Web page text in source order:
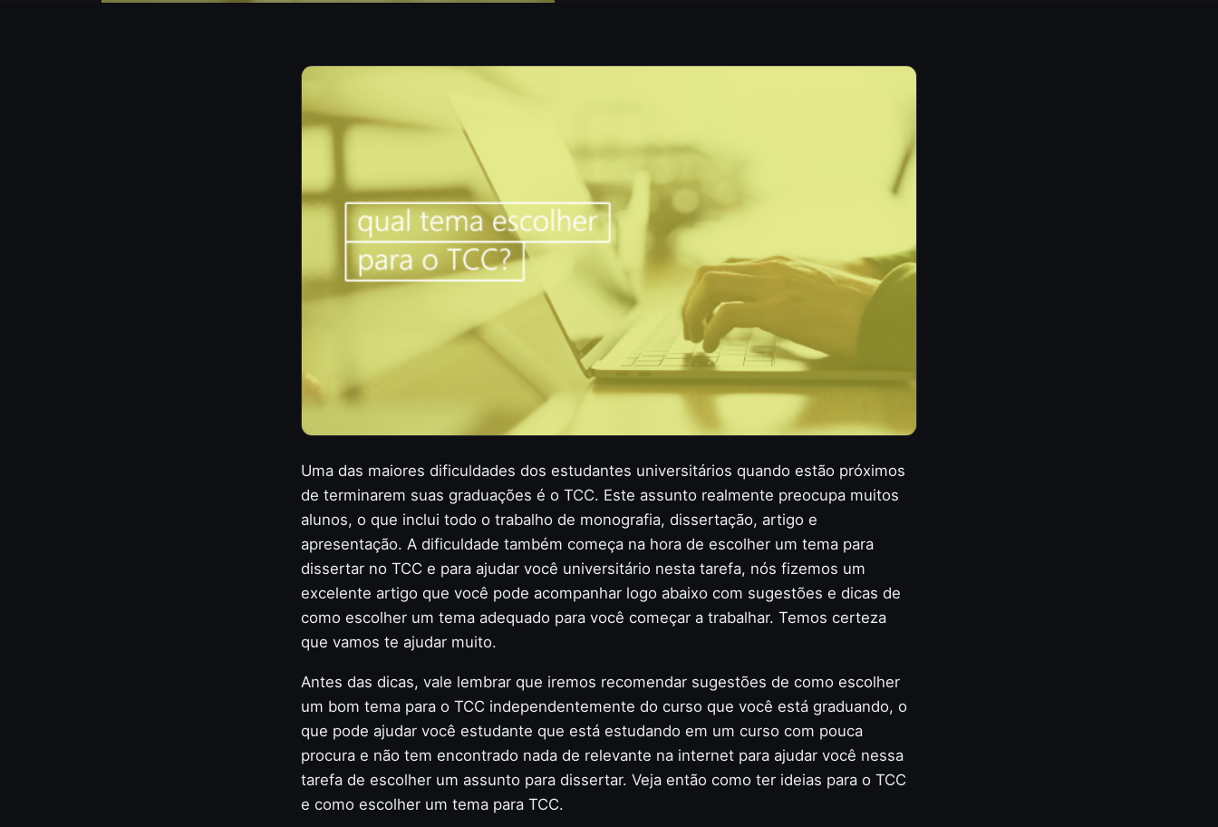
Uma das maiores dificuldades dos estudantes universitários quando estão próximos
de terminarem suas graduações é o TCC. Este assunto realmente preocupa muitos
alunos, o que inclui todo o trabalho de monografia, dissertação, artigo e
apresentação. A dificuldade também começa na hora de escolher um tema para
dissertar no TCC e para ajudar você universitário nesta tarefa, nós fizemos um
excelente artigo que você pode acompanhar logo abaixo com sugestões e dicas de
como escolher um tema adequado para você começar a trabalhar. Temos certeza
que vamos te ajudar muito.
Antes das dicas, vale lembrar que iremos recomendar sugestões de como escolher
um bom tema para o TCC independentemente do curso que você está graduando, o
que pode ajudar você estudante que está estudando em um curso com pouca
procura e não tem encontrado nada de relevante na internet para ajudar você nessa
tarefa de escolher um assunto para dissertar. Veja então como ter ideias para o TCC
e como escolher um tema para TCC.